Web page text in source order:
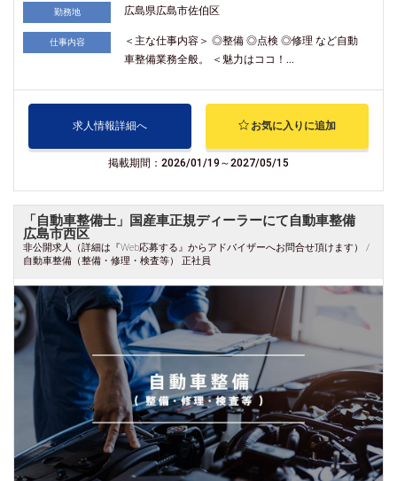
勤務地 広島県広島市佐伯区
仕事内容
＜主な仕事内容＞ ◎整備 ◎点検 ◎修理 など自動
車整備業務全般。 ＜魅力はココ！...
求人情報詳細へ お気に入りに追加
掲載期間：2026/01/19～2027/05/15
「自動車整備士」国産車正規ディーラーにて自動車整備
広島市西区
非公開求人（詳細は『Web応募する』からアドバイザーへお問合せ頂けます） /
自動車整備（整備・修理・検査等） 正社員